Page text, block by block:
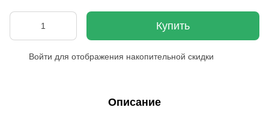
Купить
Войти для отображения накопительной скидки
Описание